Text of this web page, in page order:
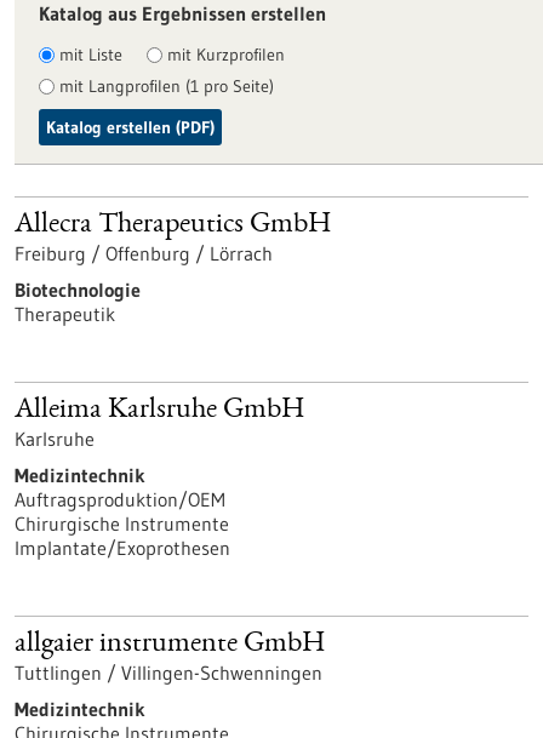
Katalog aus Ergebnissen erstellen
mit Liste
mit Kurzprofilen
mit Langprofilen (1 pro Seite)
Katalog erstellen (PDF)
Allecra Therapeutics GmbH
Freiburg / Offenburg / Lörrach
Biotechnologie
Therapeutik
Alleima Karlsruhe GmbH
Karlsruhe
Medizintechnik
Auftragsproduktion/OEM
Chirurgische Instrumente
Implantate/Exoprothesen
allgaier instrumente GmbH
Tuttlingen / Villingen-Schwenningen
Medizintechnik
Chirurgische Instrumente